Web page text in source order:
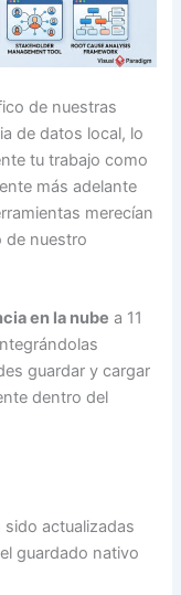
de nuestras
de datos local, lo
tu trabajo como
más adelante
merecían
de nuestro
en la nube a 11
guardar y cargar
dentro del
actualizadas
guardado nativo